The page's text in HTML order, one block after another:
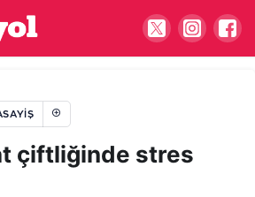
çiftliğinde stres
383 personel